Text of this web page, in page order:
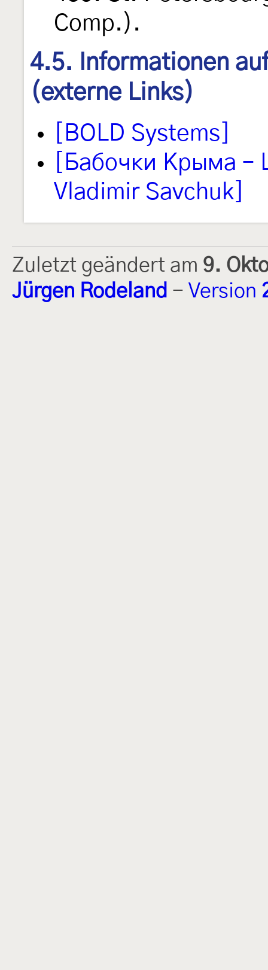
Comp.).
4.5. Informationen
(externe Links)
[BOLD Systems]
[Бабочки Крыма –
Vladimir Savchuk]
Zuletzt geändert am 9.
Jürgen Rodeland - Version